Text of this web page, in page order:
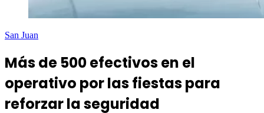
San Juan
Más de 500 efectivos en el
operativo por las fiestas para
reforzar la seguridad